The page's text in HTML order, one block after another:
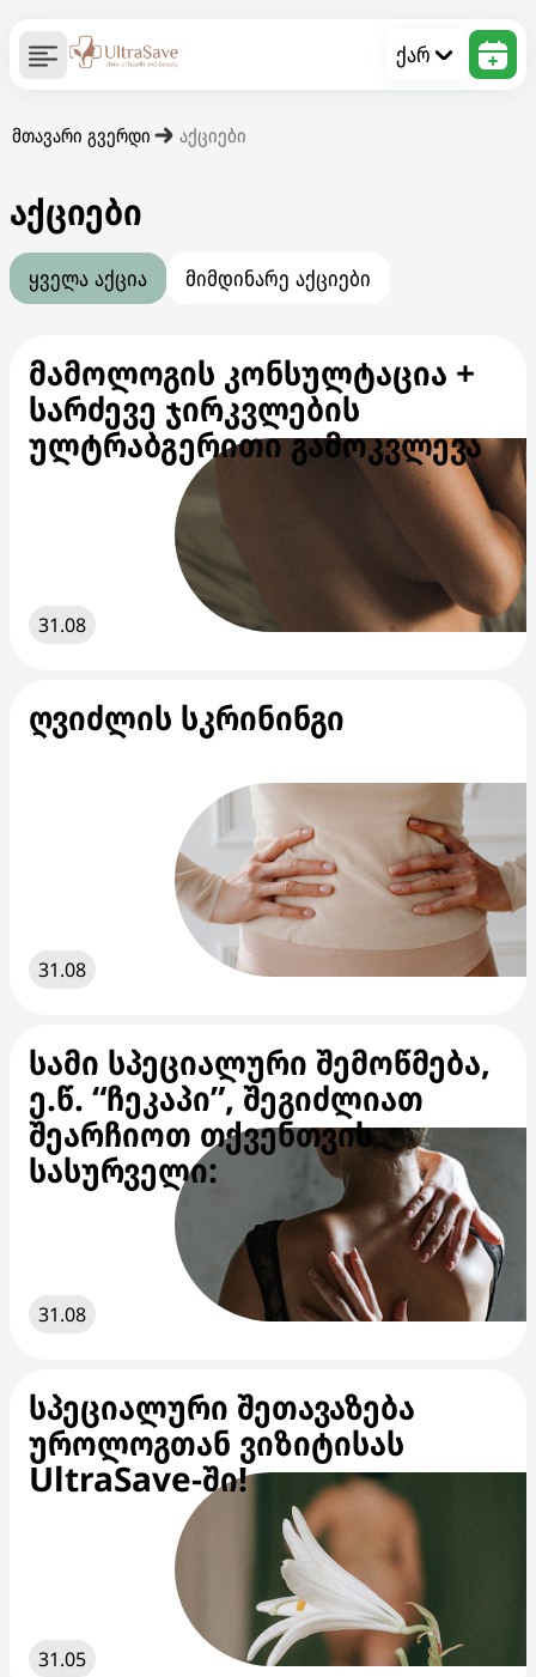
ქარ
მთავარი გვერდი აქციები
აქციები
ყველა აქცია მიმდინარე აქციები
მამოლოგის კონსულტაცია +
სარძევე ჯირკვლების
ულტრაბგერითი გამოკვლევა
31.08
ღვიძლის სკრინინგი
31.08
სამი სპეციალური შემოწმება,
ე.წ. “ჩეკაპი”, შეგიძლიათ
შეარჩიოთ თქვენთვის
სასურველი:
31.08
სპეციალური შეთავაზება
უროლოგთან ვიზიტისას
UltraSave-ში!
31.05